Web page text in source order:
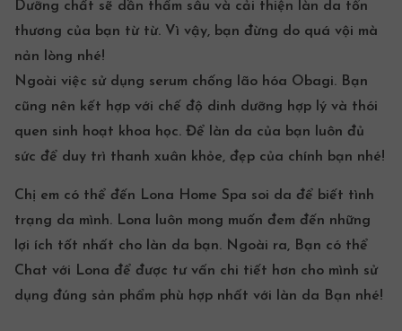
Dưỡng chất sẽ dần thấm sâu và cải thiện làn da tổn
thương của bạn từ từ. Vì vậy, bạn đừng do quá vội mà
nản lòng nhé!
Ngoài việc sử dụng serum chống lão hóa Obagi. Bạn
cũng nên kết hợp với chế độ dinh dưỡng hợp lý và thói
quen sinh hoạt khoa học. Để làn da của bạn luôn đủ
sức để duy trì thanh xuân khỏe, đẹp của chính bạn nhé!
Chị em có thể đến Lona Home Spa soi da để biết tình
trạng da mình. Lona luôn mong muốn đem đến những
lợi ích tốt nhất cho làn da bạn. Ngoài ra, Bạn có thể
Chat với Lona để được tư vấn chi tiết hơn cho mình sử
dụng đúng sản phẩm phù hợp nhất với làn da Bạn nhé!